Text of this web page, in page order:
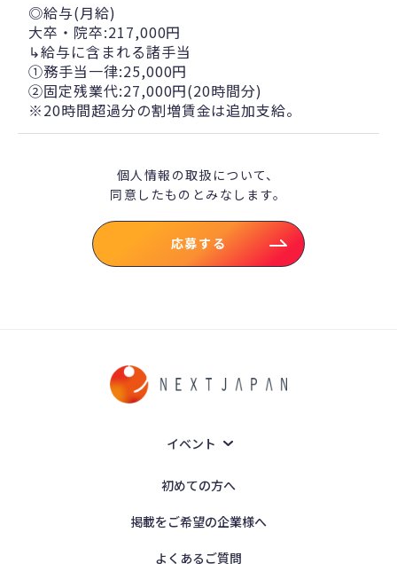
◎給与(月給)
大卒・院卒:217,000円
↳給与に含まれる諸手当
①務手当一律:25,000円
②固定残業代:27,000円(20時間分)
※20時間超過分の割増賃金は追加支給。
個人情報の取扱について、
同意したものとみなします。
応募する
イベント
初めての方へ
掲載をご希望の企業様へ
よくあるご質問